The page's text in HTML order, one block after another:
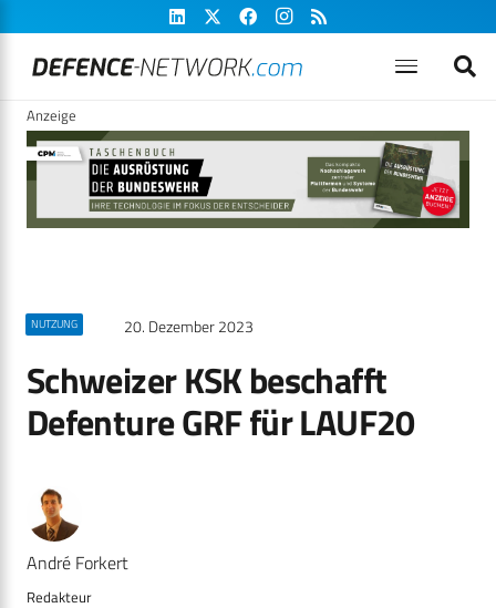
Anzeige
NUTZUNG 20. Dezember 2023
Schweizer KSK beschafft
Defenture GRF für LAUF20
André Forkert